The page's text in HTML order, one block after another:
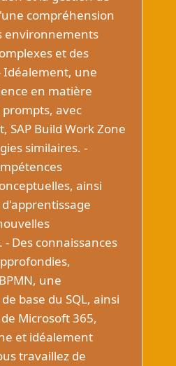
compréhension
environnements
et des
Idéalement, une
en matière
avec
SAP Build Work Zone
similaires. -
ainsi
Des connaissances
une
base du SQL, ainsi
Microsoft 365,
et idéalement
travaillez de